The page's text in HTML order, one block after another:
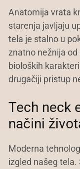
Anatomija vrata
starenja javljaju
tela je stalno u
znatno nežnija
bioloških
drugačiji pristup
Tech neck
načini
Moderna
izgled našeg